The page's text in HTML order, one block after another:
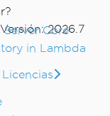
Core
in Lambda
Versión: 2026.7